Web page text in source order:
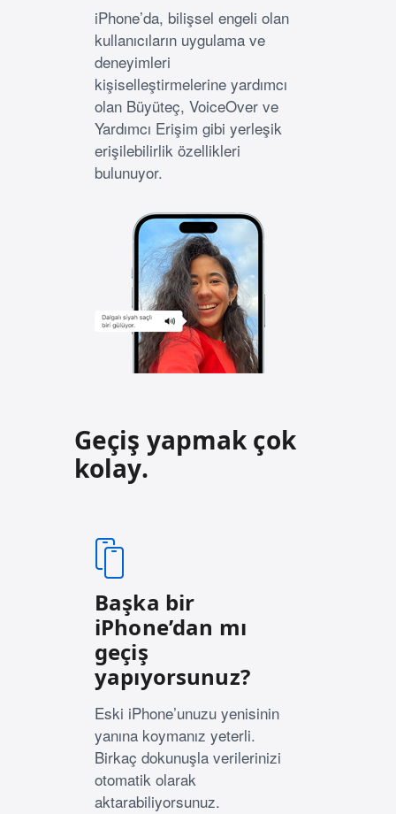
iPhone’da, bilişsel engeli olan
kullanıcıların uygulama ve
deneyimleri
kişiselleştirmelerine yardımcı
olan Büyüteç, VoiceOver ve
Yardımcı Erişim gibi yerleşik
erişilebilirlik özellikleri
bulunuyor.
Geçiş yapmak çok
kolay.
Başka bir
iPhone’dan mı
geçiş
yapıyorsunuz?
Eski iPhone’unuzu yenisinin
yanına koymanız yeterli.
Birkaç dokunuşla verilerinizi
otomatik olarak
aktarabiliyorsunuz.